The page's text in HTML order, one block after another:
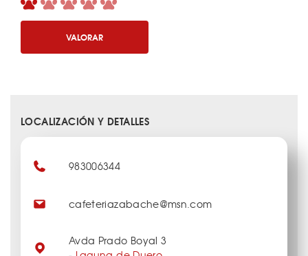
VALORAR
LOCALIZACIÓN Y DETALLES
983006344
cafeteriazabache@msn.com
Avda Prado Boyal 3